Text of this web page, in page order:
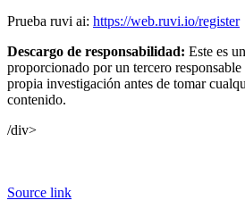
Prueba ruvi ai: https://web.ruvi.io/register
Descargo de responsabilidad: Este es
proporcionado por un tercero
propia investigación antes de tomar
contenido.
/div>
Source link